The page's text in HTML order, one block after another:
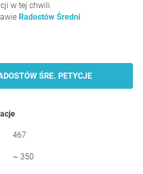
w tej chwili.
Radostów Średni
ŚRE. PETYCJE
467
~ 350